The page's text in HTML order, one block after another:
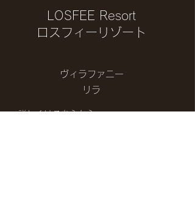
LOSFEE Resort
​ロスフィーリゾート
ヴィラファニー
リラ
詳しくはこちらから